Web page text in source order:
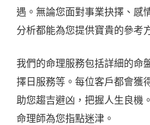
遇。無論您面對事業抉擇、感
分析都能為您提供寶貴的參考
我們的命理服務包括詳細的命
擇日服務等。每位客戶都會獲
助您趨吉避凶，把握人生良機
命理師為您指點迷津。